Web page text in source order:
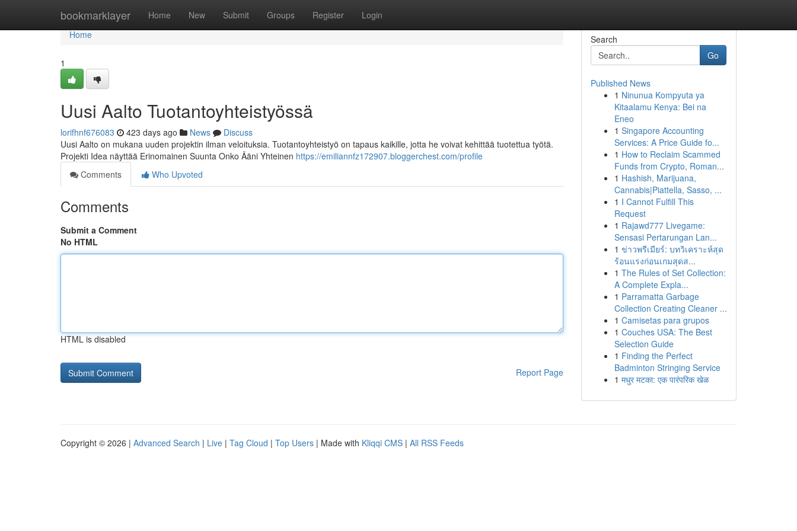
bookmarklayer Home New Submit Groups Register Login
Home
Home
1
Uusi Aalto Tuotantoyhteistyössä
lorifhnf676083 423 days ago News
Discuss
Uusi Aalto on mukana uuden projektin ilman veloituksia. Tuotantoyhteistyö on tapaus kaikille, jotta he voivat kehittää tuotettua työtä.
Projekti Idea näyttää Erinomainen Suunta Onko Ääni Yhteinen https://emiliannfz172907.bloggerchest.com/profile
Comments
Who Upvoted
Comments
Submit a Comment
No HTML
HTML is disabled
Report Page
Search
Go
Published News
1 Ninunua Kompyuta ya
Kitaalamu Kenya: Bei na
Eneo
1 Singapore Accounting
Services: A Price Guide fo...
1 How to Reclaim Scammed
Funds from Crypto, Roman...
1 Hashish, Marijuana,
Cannabis|Piattella, Sasso, ...
1 I Cannot Fulfill This
Request
1 Rajawd777 Livegame:
Sensasi Pertarungan Lan...
1 ข่าวพรีเมียร์: บทวิเคราะห์สุด
ร้อนแรงก่อนเกมสุดส...
1 The Rules of Set Collection:
A Complete Expla...
1 Parramatta Garbage
Collection Creating Cleaner ...
1 Camisetas para grupos
1 Couches USA: The Best
Selection Guide
1 Finding the Perfect
Badminton Stringing Service
1 मधुर मटका: एक पारंपरिक खेळ
Copyright © 2026 | Advanced Search | Live | Tag Cloud | Top Users | Made with Kliqqi CMS | All RSS Feeds